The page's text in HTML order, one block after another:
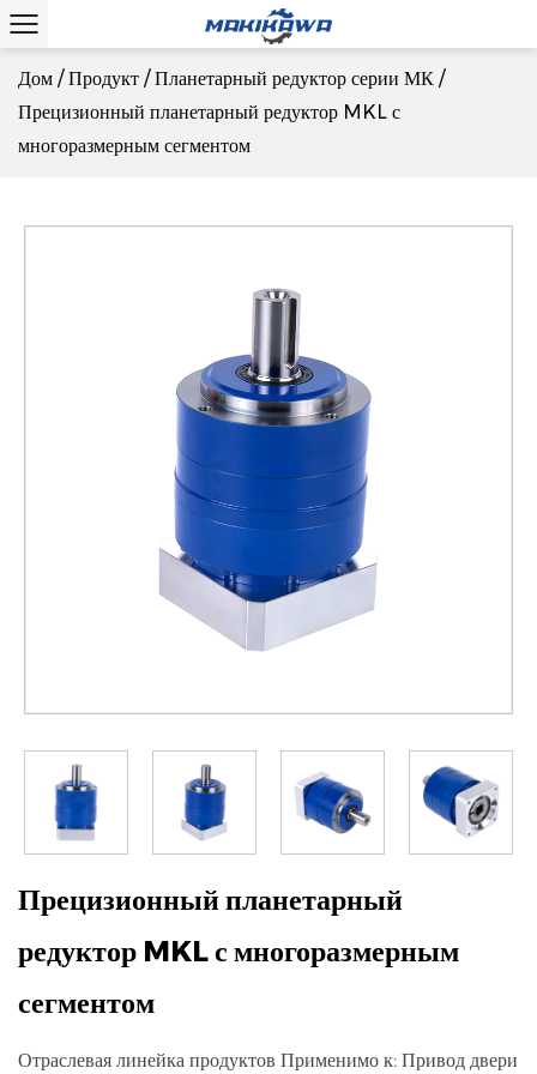
Дом /Продукт /Планетарный редуктор серии МК /
Прецизионный планетарный редуктор MKL с
многоразмерным сегментом
Прецизионный планетарный
редуктор MKL с многоразмерным
сегментом
Отраслевая линейка продуктов Применимо к: Привод двери